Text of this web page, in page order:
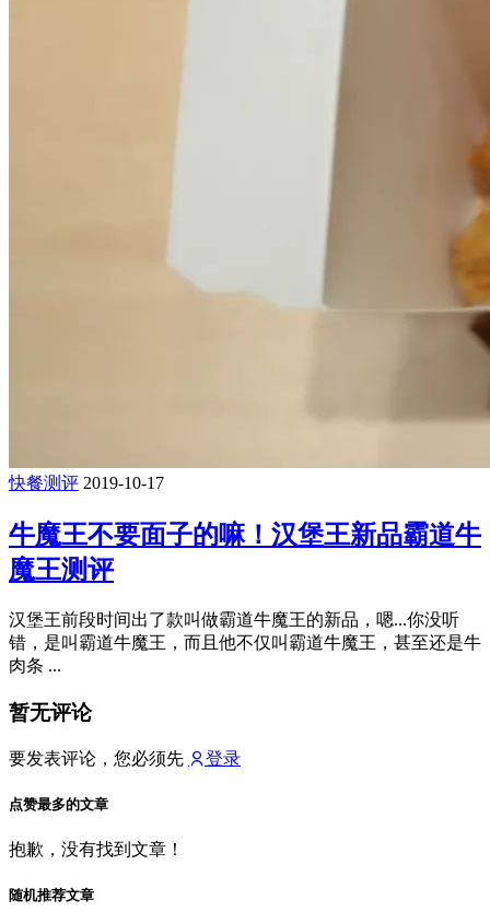
快餐测评 2019-10-17
牛魔王不要面子的嘛！汉堡王新品霸道牛
魔王测评
汉堡王前段时间出了款叫做霸道牛魔王的新品，嗯...你没听
错，是叫霸道牛魔王，而且他不仅叫霸道牛魔王，甚至还是牛
肉条 ...
暂无评论
要发表评论，您必须先 登录
点赞最多的文章
抱歉，没有找到文章！
随机推荐文章